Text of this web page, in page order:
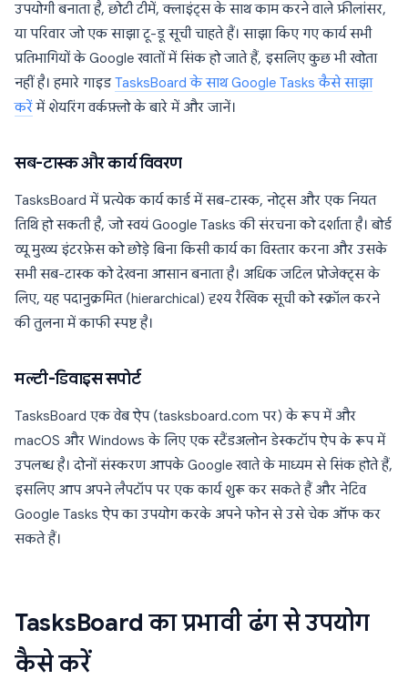
उपयोगी बनाता है, छोटी टीमें, क्लाइंट्स के साथ काम करने वाले फ्रीलांसर,
या परिवार जो एक साझा टू-डू सूची चाहते हैं। साझा किए गए कार्य सभी
प्रतिभागियों के Google खातों में सिंक हो जाते हैं, इसलिए कुछ भी खोता
नहीं है। हमारे गाइडTasksBoard के साथ Google Tasks कैसे साझा
करेंमें शेयरिंग वर्कफ़्लो के बारे में और जानें।
सब-टास्क और कार्य विवरण
TasksBoard में प्रत्येक कार्य कार्ड में सब-टास्क, नोट्स और एक नियत
तिथि हो सकती है, जो स्वयं Google Tasks की संरचना को दर्शाता है। बोर्ड
व्यू मुख्य इंटरफ़ेस को छोड़े बिना किसी कार्य का विस्तार करना और उसके
सभी सब-टास्क को देखना आसान बनाता है। अधिक जटिल प्रोजेक्ट्स के
लिए, यह पदानुक्रमित (hierarchical) दृश्य रैखिक सूची को स्क्रॉल करने
की तुलना में काफी स्पष्ट है।
मल्टी-डिवाइस सपोर्ट
TasksBoard एक वेब ऐप (tasksboard.com पर) के रूप में और
macOS और Windows के लिए एक स्टैंडअलोन डेस्कटॉप ऐप के रूप में
उपलब्ध है। दोनों संस्करण आपके Google खाते के माध्यम से सिंक होते हैं,
इसलिए आप अपने लैपटॉप पर एक कार्य शुरू कर सकते हैं और नेटिव
Google Tasks ऐप का उपयोग करके अपने फोन से उसे चेक ऑफ कर
सकते हैं।
TasksBoard का प्रभावी ढंग से उपयोग
कैसे करें